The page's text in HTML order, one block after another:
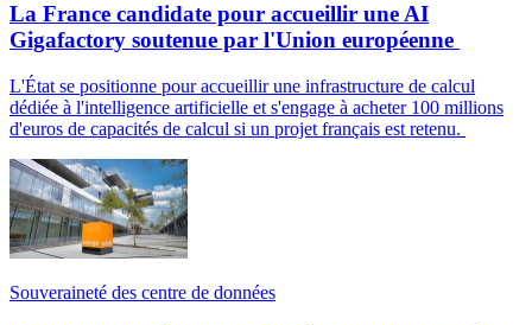
La France candidate pour accueillir une AI
Gigafactory soutenue par l'Union européenne
L'État se positionne pour accueillir une infrastructure de calcul
dédiée à l'intelligence artificielle et s'engage à acheter 100 millions
d'euros de capacités de calcul si un projet français est retenu.
Souveraineté des centre de données